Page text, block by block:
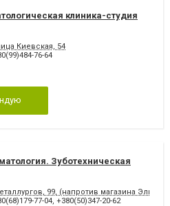
клиника-студия
Киевская, 54
76-64
Зуботехническая
99, (напротив магазина
77-04, +380(50)347-20-62